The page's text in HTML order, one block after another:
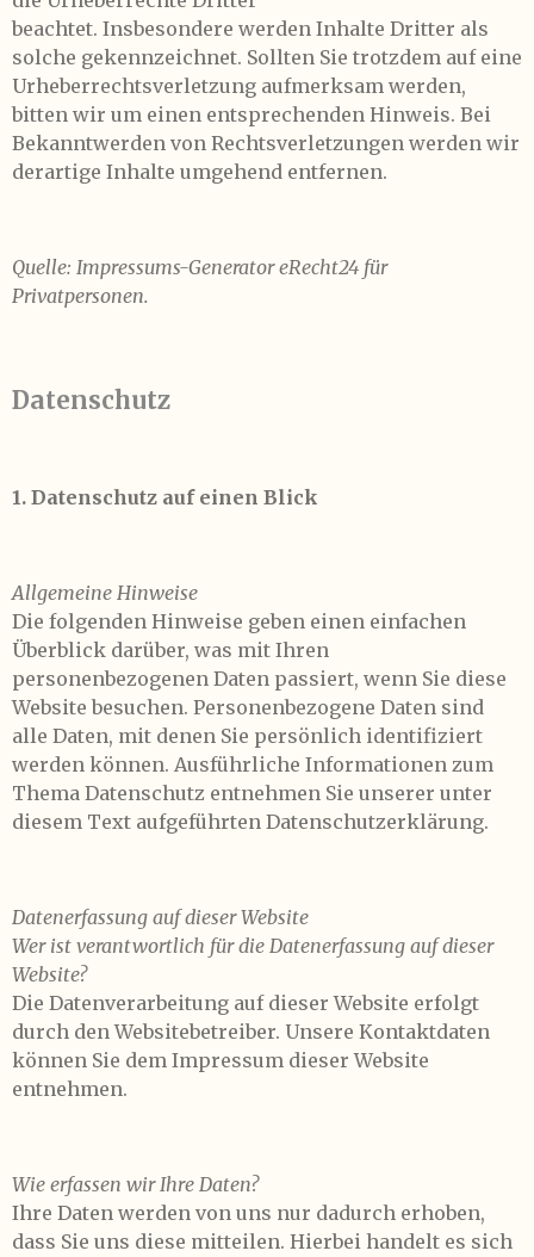
beachtet. Insbesondere werden Inhalte Dritter als
solche gekennzeichnet. Sollten Sie trotzdem auf eine
Urheberrechtsverletzung aufmerksam werden,
bitten wir um einen entsprechenden Hinweis. Bei
Bekanntwerden von Rechtsverletzungen werden wir
derartige Inhalte umgehend entfernen.
Quelle: Impressums-Generator eRecht24 für
Privatpersonen.
Datenschutz
1. Datenschutz auf einen Blick
Allgemeine Hinweise
Die folgenden Hinweise geben einen einfachen
Überblick darüber, was mit Ihren
personenbezogenen Daten passiert, wenn Sie diese
Website besuchen. Personenbezogene Daten sind
alle Daten, mit denen Sie persönlich identifiziert
werden können. Ausführliche Informationen zum
Thema Datenschutz entnehmen Sie unserer unter
diesem Text aufgeführten Datenschutzerklärung.
Datenerfassung auf dieser Website
Wer ist verantwortlich für die Datenerfassung auf dieser
Website?
Die Datenverarbeitung auf dieser Website erfolgt
durch den Websitebetreiber. Unsere Kontaktdaten
können Sie dem Impressum dieser Website
entnehmen.
Wie erfassen wir Ihre Daten?
Ihre Daten werden von uns nur dadurch erhoben,
dass Sie uns diese mitteilen. Hierbei handelt es sich